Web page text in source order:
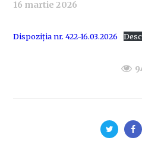
16 martie 2026
Dispoziția nr. 422-16.03.2026